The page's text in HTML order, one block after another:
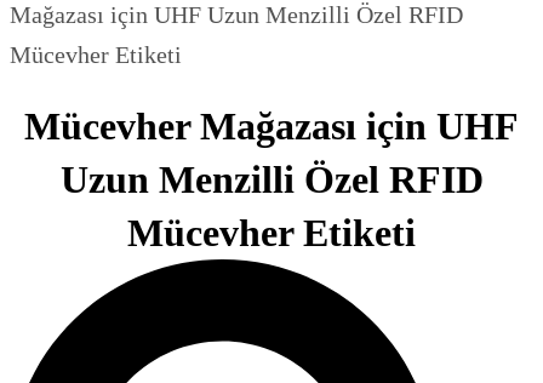
Mağazası için UHF Uzun Menzilli Özel RFID
Mücevher Etiketi
Mücevher Mağazası için UHF
Uzun Menzilli Özel RFID
Mücevher Etiketi